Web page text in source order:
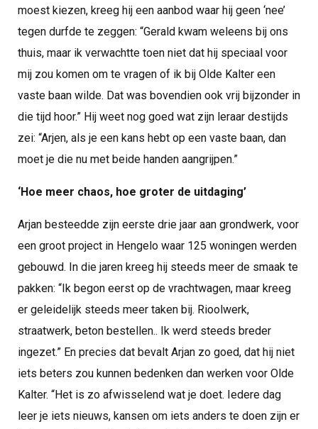
moest kiezen, kreeg hij een aanbod waar hij geen ‘nee’
tegen durfde te zeggen: “Gerald kwam weleens bij ons
thuis, maar ik verwachtte toen niet dat hij speciaal voor
mij zou komen om te vragen of ik bij Olde Kalter een
vaste baan wilde. Dat was bovendien ook vrij bijzonder in
die tijd hoor.” Hij weet nog goed wat zijn leraar destijds
zei: “Arjen, als je een kans hebt op een vaste baan, dan
moet je die nu met beide handen aangrijpen.”
‘Hoe meer chaos, hoe groter de uitdaging’
Arjan besteedde zijn eerste drie jaar aan grondwerk, voor
een groot project in Hengelo waar 125 woningen werden
gebouwd. In die jaren kreeg hij steeds meer de smaak te
pakken: “Ik begon eerst op de vrachtwagen, maar kreeg
er geleidelijk steeds meer taken bij. Rioolwerk,
straatwerk, beton bestellen.. Ik werd steeds breder
ingezet.” En precies dat bevalt Arjan zo goed, dat hij niet
iets beters zou kunnen bedenken dan werken voor Olde
Kalter. “Het is zo afwisselend wat je doet. Iedere dag
leer je iets nieuws, kansen om iets anders te doen zijn er